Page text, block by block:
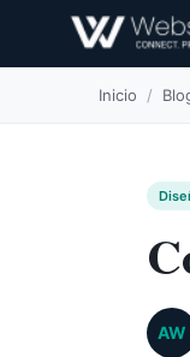
Inicio /
AW